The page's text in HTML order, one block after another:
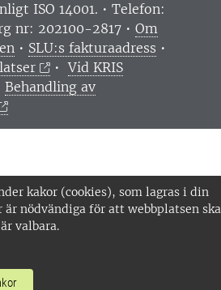
kakor (cookies), som lagras i din
är nödvändiga för att webbplatsen ska
valbara.
ISO 14001. • Telefon:
nr: 202100-2817 • Om
• SLU:s fakturaadress •
•Vid KRIS
Behandling av